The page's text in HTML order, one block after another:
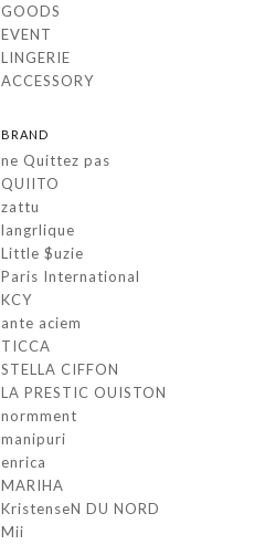
GOODS
EVENT
LINGERIE
ACCESSORY
BRAND
ne Quittez pas
QUIITO
zattu
langrlique
Little $uzie
Paris International
KCY
ante aciem
TICCA
STELLA CIFFON
LA PRESTIC OUISTON
normment
manipuri
enrica
MARIHA
KristenseN DU NORD
Mii